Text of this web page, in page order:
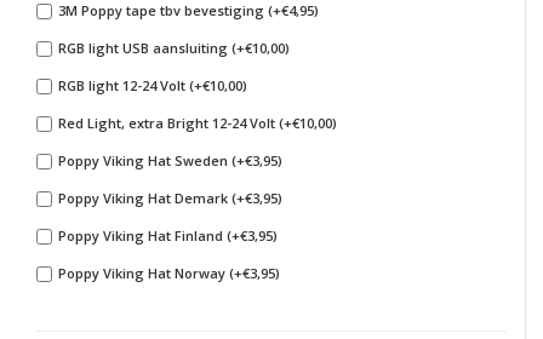
3M Poppy tape tbv bevestiging (+€4,95)
RGB light USB aansluiting (+€10,00)
RGB light 12-24 Volt (+€10,00)
Red Light, extra Bright 12-24 Volt (+€10,00)
Poppy Viking Hat Sweden (+€3,95)
Poppy Viking Hat Demark (+€3,95)
Poppy Viking Hat Finland (+€3,95)
Poppy Viking Hat Norway (+€3,95)